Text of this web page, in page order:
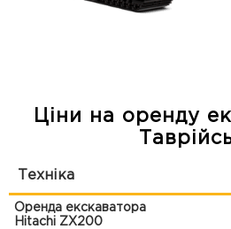
Ціни на оренду
Техніка
Оренда екскаватора
Hitachi ZX200